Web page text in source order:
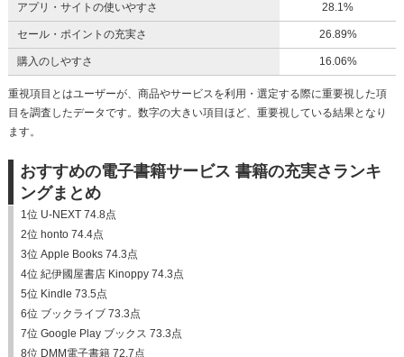
アプリ・サイトの使いやすさ 28.1%
セール・ポイントの充実さ 26.89%
購入のしやすさ 16.06%
重視項目とはユーザーが、商品やサービスを利用・選定する際に重要視した項
目を調査したデータです。数字の大きい項目ほど、重要視している結果となり
ます。
おすすめの電子書籍サービス 書籍の充実さランキ
ングまとめ
1位 U-NEXT 74.8点
2位 honto 74.4点
3位 Apple Books 74.3点
4位 紀伊國屋書店 Kinoppy 74.3点
5位 Kindle 73.5点
6位 ブックライブ 73.3点
7位 Google Play ブックス 73.3点
8位 DMM電子書籍 72.7点